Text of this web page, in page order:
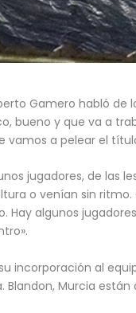
Gamero habló de
bueno y que va a
vamos a pelear el
jugadores, de las
o venían sin
Hay algunos
incorporación al
Blandon, Murcia